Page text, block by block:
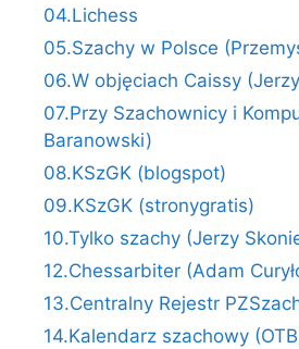
04.Lichess
05.Szachy w Polsce
06.W objęciach Caissy
07.Przy Szachownicy i
Baranowski)
08.KSzGK (blogspot)
09.KSzGK (stronygratis)
10.Tylko szachy (Jerzy
12.Chessarbiter (Adam
13.Centralny Rejestr
14.Kalendarz szachowy